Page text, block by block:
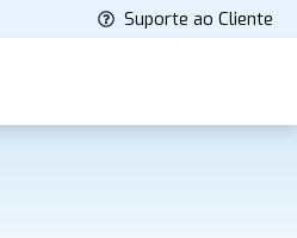
Suporte ao Cliente